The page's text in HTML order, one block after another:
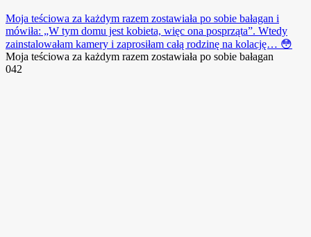
Moja teściowa za każdym razem zostawiała po sobie bałagan i
mówiła: „W tym domu jest kobieta, więc ona posprząta”. Wtedy
zainstalowałam kamery i zaprosiłam całą rodzinę na kolację… 😳
Moja teściowa za każdym razem zostawiała po sobie bałagan
042